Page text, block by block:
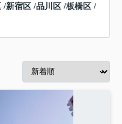
/新宿区 /品川区 /板橋区 /